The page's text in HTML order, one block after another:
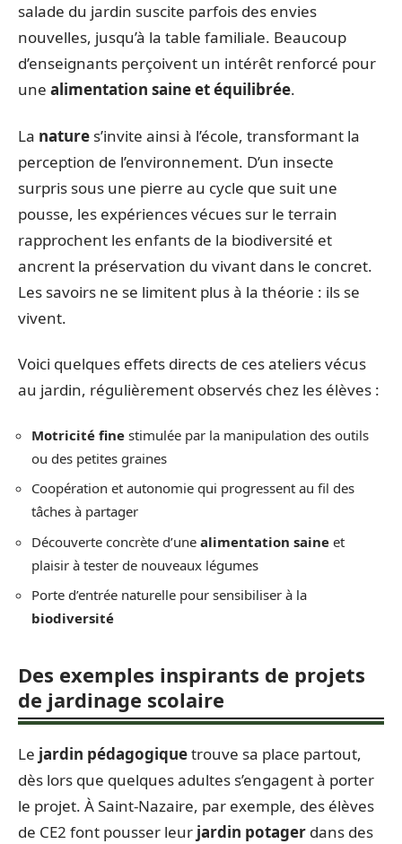
salade du jardin suscite parfois des envies
nouvelles, jusqu’à la table familiale. Beaucoup
d’enseignants perçoivent un intérêt renforcé pour
une alimentation saine et équilibrée.
La nature s’invite ainsi à l’école, transformant la
perception de l’environnement. D’un insecte
surpris sous une pierre au cycle que suit une
pousse, les expériences vécues sur le terrain
rapprochent les enfants de la biodiversité et
ancrent la préservation du vivant dans le concret.
Les savoirs ne se limitent plus à la théorie : ils se
vivent.
Voici quelques effets directs de ces ateliers vécus
au jardin, régulièrement observés chez les élèves :
Motricité fine stimulée par la manipulation des outils
ou des petites graines
Coopération et autonomie qui progressent au fil des
tâches à partager
Découverte concrète d’une alimentation saine et
plaisir à tester de nouveaux légumes
Porte d’entrée naturelle pour sensibiliser à la
biodiversité
Des exemples inspirants de projets
de jardinage scolaire
Le jardin pédagogiquetrouve sa place partout,
dès lors que quelques adultes s’engagent à porter
le projet. À Saint-Nazaire, par exemple, des élèves
de CE2 font pousser leur jardin potager dans des